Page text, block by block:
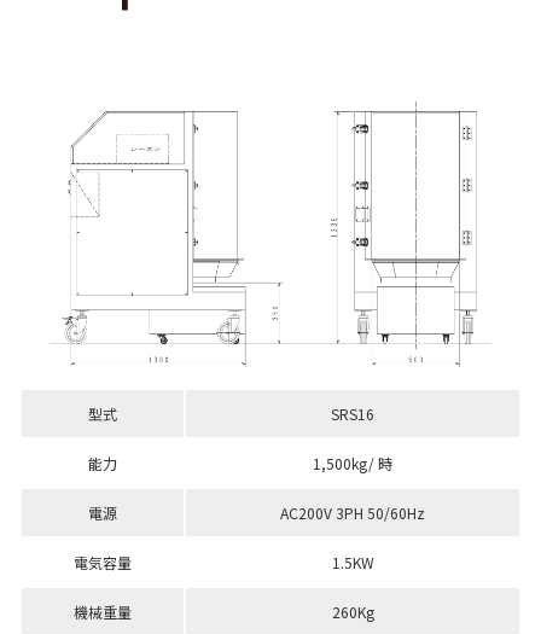
型式 SRS16
能力 1,500kg/ 時
電源 AC200V 3PH 50/60Hz
電気容量 1.5KW
機械重量 260Kg